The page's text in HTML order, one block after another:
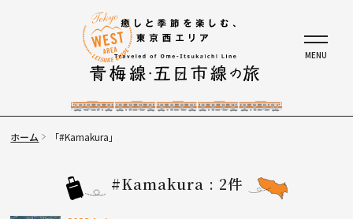
ホーム 「#Kamakura」
#Kamakura : 2件